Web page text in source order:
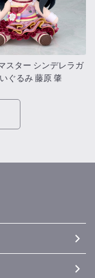
スター シンデレラガ
ぐるみ 藤原 肇